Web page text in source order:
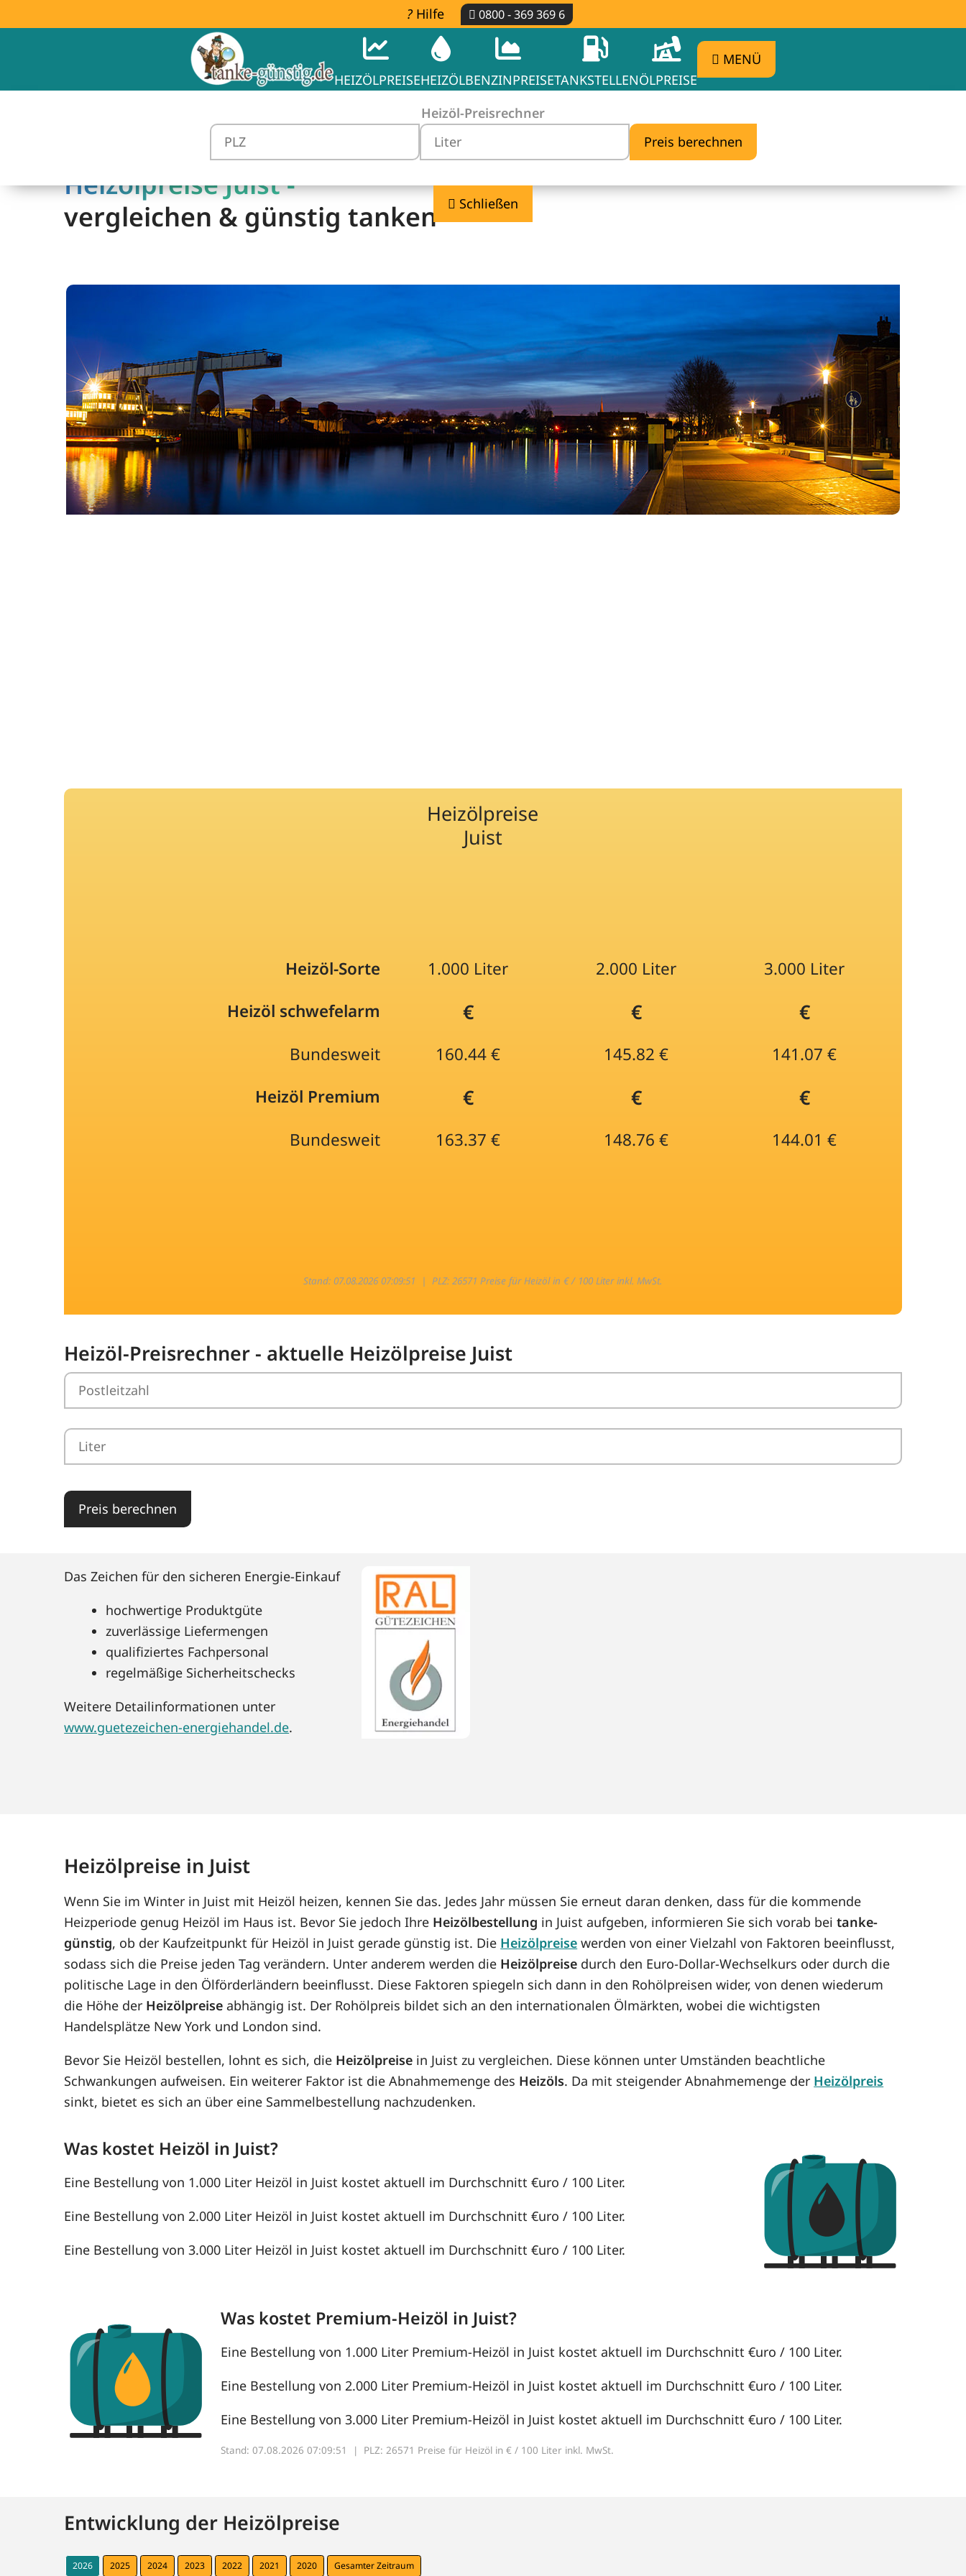
Hilfe 0800 - 369 369 6
HEIZÖLPREISEHEIZÖLBENZINPREISETANKSTELLENÖLPREISE
MENÜ
Heizöl-Preisrechner
Schließen
Heizölpreise Juist -
vergleichen & günstig tanken
Heizölpreise
Juist
Heizöl-Sorte 1.000 Liter 2.000 Liter
3.000 Liter
Heizöl schwefelarm
€ € €
Bundesweit 160.44 € 145.82 €
141.07 €
Heizöl Premium
€ € €
Bundesweit 163.37 € 148.76 € 144.01 €
Stand: 07.08.2026 07:09:51 |PLZ: 26571 Preise für Heizöl in € / 100 Liter inkl. MwSt.
Heizöl-Preisrechner - aktuelle Heizölpreise Juist
Preis berechnen
Das Zeichen für den sicheren Energie-Einkauf
hochwertige Produktgüte
zuverlässige Liefermengen
qualifiziertes Fachpersonal
regelmäßige Sicherheitschecks
Weitere Detailinformationen unter
www.guetezeichen-energiehandel.de.
Heizölpreise in Juist
Wenn Sie im Winter in Juist mit Heizöl heizen, kennen Sie das. Jedes Jahr müssen Sie erneut daran denken, dass für die kommende
Heizperiode genug Heizöl im Haus ist. Bevor Sie jedoch Ihre Heizölbestellung in Juist aufgeben, informieren Sie sich vorab beitanke-
günstig, ob der Kaufzeitpunkt für Heizöl in Juist gerade günstig ist. Die Heizölpreise werden von einer Vielzahl von Faktoren beeinflusst,
sodass sich die Preise jeden Tag verändern. Unter anderem werden die Heizölpreise durch den Euro-Dollar-Wechselkurs oder durch die
politische Lage in den Ölförderländern beeinflusst. Diese Faktoren spiegeln sich dann in den Rohölpreisen wider, von denen wiederum
die Höhe der Heizölpreise abhängig ist. Der Rohölpreis bildet sich an den internationalen Ölmärkten, wobei die wichtigsten
Handelsplätze New York und London sind.
Bevor Sie Heizöl bestellen, lohnt es sich, die Heizölpreise in Juist zu vergleichen. Diese können unter Umständen beachtliche
Schwankungen aufweisen. Ein weiterer Faktor ist die Abnahmemenge des Heizöls. Da mit steigender Abnahmemenge der Heizölpreis
sinkt, bietet es sich an über eine Sammelbestellung nachzudenken.
Was kostet Heizöl in Juist?
Eine Bestellung von 1.000 Liter Heizöl in Juist kostet aktuell im Durchschnitt €uro / 100 Liter.
Eine Bestellung von 2.000 Liter Heizöl in Juist kostet aktuell im Durchschnitt €uro / 100 Liter.
Eine Bestellung von 3.000 Liter Heizöl in Juist kostet aktuell im Durchschnitt €uro / 100 Liter.
Was kostet Premium-Heizöl in Juist?
Eine Bestellung von 1.000 Liter Premium-Heizöl in Juist kostet aktuell im Durchschnitt €uro / 100 Liter.
Eine Bestellung von 2.000 Liter Premium-Heizöl in Juist kostet aktuell im Durchschnitt €uro / 100 Liter.
Eine Bestellung von 3.000 Liter Premium-Heizöl in Juist kostet aktuell im Durchschnitt €uro / 100 Liter.
Stand: 07.08.2026 07:09:51 | PLZ: 26571 Preise für Heizöl in € / 100 Liter inkl. MwSt.
Entwicklung der Heizölpreise
2026 2025 2024 2023 2022 2021 2020 Gesamter Zeitraum